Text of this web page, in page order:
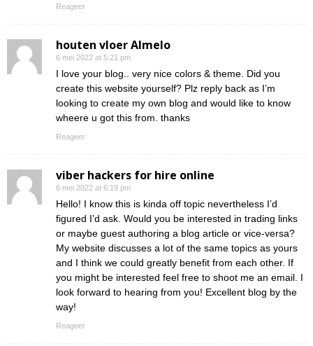
Reageer
houten vloer Almelo
6 mei 2022 at 5:21 pm
I love your blog.. very nice colors & theme. Did you
create this website yourself? Plz reply back as I’m
looking to create my own blog and would like to know
wheere u got this from. thanks
Reageer
viber hackers for hire online
6 mei 2022 at 6:19 pm
Hello! I know this is kinda off topic nevertheless I’d
figured I’d ask. Would you be interested in trading links
or maybe guest authoring a blog article or vice-versa?
My website discusses a lot of the same topics as yours
and I think we could greatly benefit from each other. If
you might be interested feel free to shoot me an email. I
look forward to hearing from you! Excellent blog by the
way!
Reageer